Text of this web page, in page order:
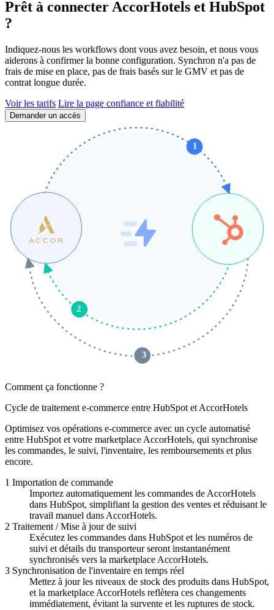
Prêt à connecter AccorHotels et HubSpot
?
Indiquez-nous les workflows dont vous avez besoin, et nous vous
aiderons à confirmer la bonne configuration. Synchron n'a pas de
frais de mise en place, pas de frais basés sur le GMV et pas de
contrat longue durée.
Voir les tarifs Lire la page confiance et fiabilité
Demander un accès
1
2
3
Comment ça fonctionne ?
Cycle de traitement e-commerce entre HubSpot et AccorHotels
Optimisez vos opérations e-commerce avec un cycle automatisé
entre HubSpot et votre marketplace AccorHotels, qui synchronise
les commandes, le suivi, l'inventaire, les remboursements et plus
encore.
1 Importation de commande
Importez automatiquement les commandes de AccorHotels
dans HubSpot, simplifiant la gestion des ventes et réduisant le
travail manuel dans AccorHotels.
2 Traitement / Mise à jour de suivi
Exécutez les commandes dans HubSpot et les numéros de
suivi et détails du transporteur seront instantanément
synchronisés vers la marketplace AccorHotels.
3 Synchronisation de l'inventaire en temps réel
Mettez à jour les niveaux de stock des produits dans HubSpot,
et la marketplace AccorHotels reflètera ces changements
immédiatement, évitant la survente et les ruptures de stock.